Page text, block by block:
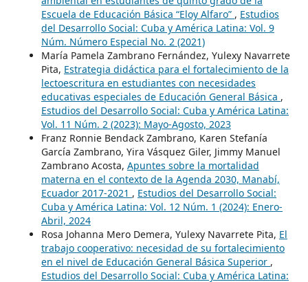
Escuela de Educación Básica “Eloy Alfaro” , Estudios
del Desarrollo Social: Cuba y América Latina: Vol. 9
Núm. Número Especial No. 2 (2021)
María Pamela Zambrano Fernández, Yulexy Navarrete
Pita, Estrategia didáctica para el fortalecimiento de la
lectoescritura en estudiantes con necesidades
educativas especiales de Educación General Básica ,
Estudios del Desarrollo Social: Cuba y América Latina:
Vol. 11 Núm. 2 (2023): Mayo-Agosto, 2023
Franz Ronnie Bendack Zambrano, Karen Stefanía
García Zambrano, Yira Vásquez Giler, Jimmy Manuel
Zambrano Acosta, Apuntes sobre la mortalidad
materna en el contexto de la Agenda 2030, Manabí,
Ecuador 2017-2021 , Estudios del Desarrollo Social:
Cuba y América Latina: Vol. 12 Núm. 1 (2024): Enero-
Abril, 2024
Rosa Johanna Mero Demera, Yulexy Navarrete Pita, El
trabajo cooperativo: necesidad de su fortalecimiento
en el nivel de Educación General Básica Superior ,
Estudios del Desarrollo Social: Cuba y América Latina: